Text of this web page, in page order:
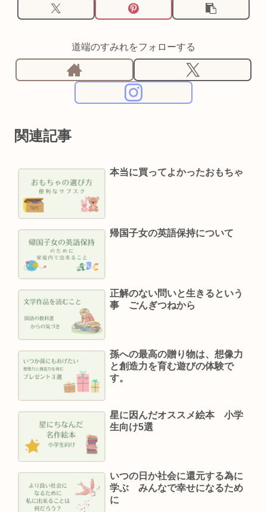
道端のすみれをフォローする
関連記事
本当に買ってよかったおもちゃ
帰国子女の英語保持について
正解のない問いと生きるという
事 ごんぎつねから
孫への最高の贈り物は、想像力
と創造力を育む遊びの体験で
す。
星に因んだオススメ絵本 小学
生向け5選
いつの日か社会に還元する為に
学ぶ みんなで幸せになるため
に